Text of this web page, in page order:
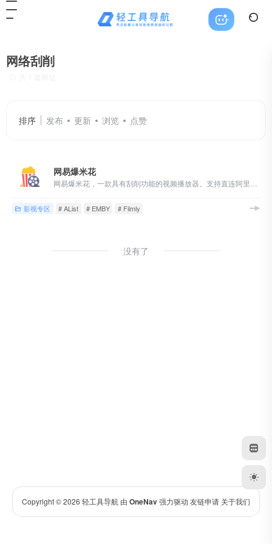
网络刮削
排序 发布 更新 浏览 点赞
网易爆米花
影视专区 # AList # EMBY # Filmly
没有了
Copyright © 2026 轻工具导航 由 OneNav强力驱动 友链申请 关于我们